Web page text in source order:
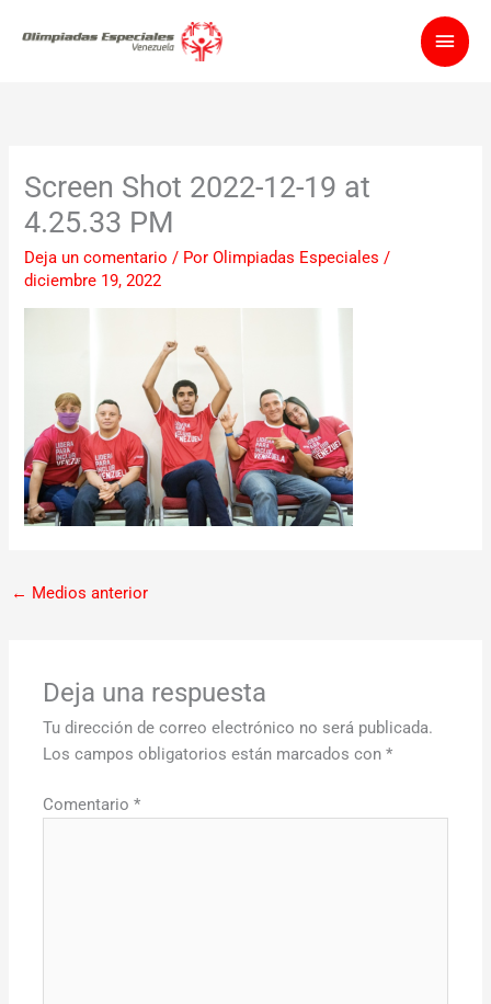
Screen Shot 2022-12-19 at
4.25.33 PM
Deja un comentario / PorOlimpiadas Especiales/
diciembre 19, 2022
← Medios anterior
Deja una respuesta
Tu dirección de correo electrónico no será publicada.
Los campos obligatorios están marcados con*
Comentario*